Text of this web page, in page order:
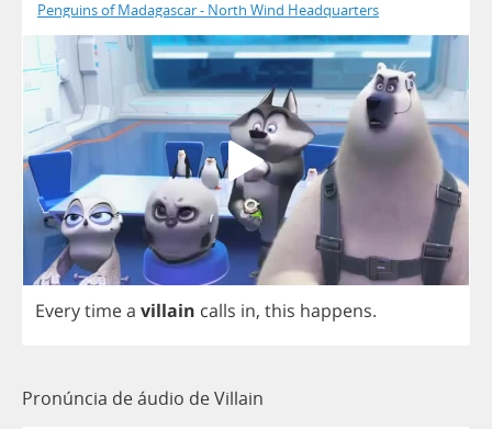
Penguins of Madagascar - North Wind Headquarters
Everytimea villain calls in, this happens.
Pronúncia de áudio de Villain